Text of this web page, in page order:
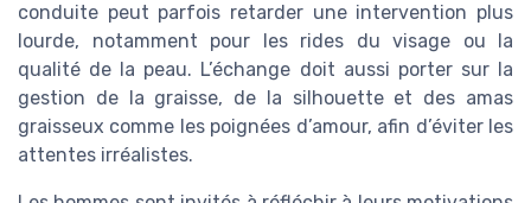
conduite peut parfois retarder une intervention plus
lourde, notamment pour les rides du visage ou la
qualité de la peau. L’échange doit aussi porter sur la
gestion de la graisse, de la silhouette et des amas
graisseux comme les poignées d’amour, afin d’éviter les
attentes irréalistes.